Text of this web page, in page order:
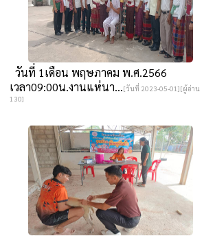
วันที่ 1เดือน พฤษภาคม พ.ศ.2566
เวลา09:00น.งานแห่นา...[วันที่ 2023-05-01][ผู้อ่าน
130]